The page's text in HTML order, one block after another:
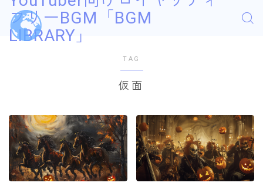
フリーBGM「BGM
LIBRARY」
TAG
仮面